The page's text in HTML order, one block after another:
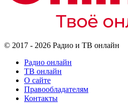
© 2017 - 2026 Радио и ТВ онлайн
Радио онлайн
ТВ онлайн
О сайте
Правообладателям
Контакты